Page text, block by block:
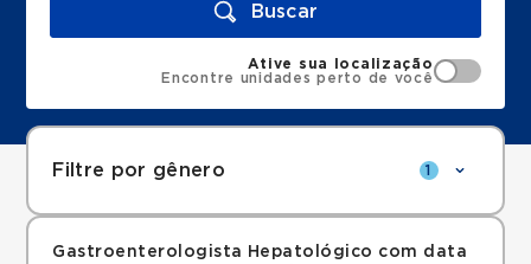
Buscar
Ative sua localização
Encontre unidades perto de você
Filtre por gênero 1
Gastroenterologista Hepatológico com data